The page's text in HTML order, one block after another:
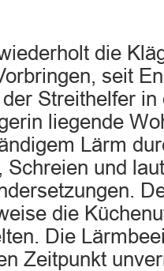
die
seit
Streithelfer in
liegende
Lärm
Schreien und
die
Die
Zeitpunkt